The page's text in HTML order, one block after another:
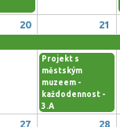
20 21
Projekt s
městským
muzeem -
každodennost -
3.A
27 28